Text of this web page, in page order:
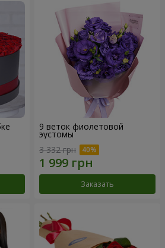
9 веток фиолетовой
эустомы
3 332 грн
Заказать